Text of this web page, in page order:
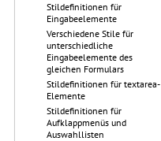
Stildefinitionen für
Eingabeelemente
Verschiedene Stile für
unterschiedliche
Eingabeelemente des
gleichen Formulars
Stildefinitionen für textarea-
Elemente
Stildefinitionen für
Aufklappmenüs und
Auswahllisten